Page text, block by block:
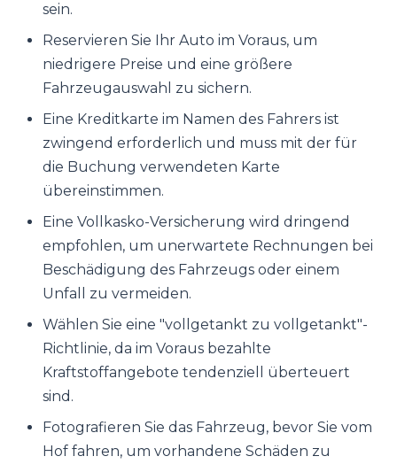
sein.
Reservieren Sie Ihr Auto im Voraus, um
niedrigere Preise und eine größere
Fahrzeugauswahl zu sichern.
Eine Kreditkarte im Namen des Fahrers ist
zwingend erforderlich und muss mit der für
die Buchung verwendeten Karte
übereinstimmen.
Eine Vollkasko-Versicherung wird dringend
empfohlen, um unerwartete Rechnungen bei
Beschädigung des Fahrzeugs oder einem
Unfall zu vermeiden.
Wählen Sie eine "vollgetankt zu vollgetankt"-
Richtlinie, da im Voraus bezahlte
Kraftstoffangebote tendenziell überteuert
sind.
Fotografieren Sie das Fahrzeug, bevor Sie vom
Hof fahren, um vorhandene Schäden zu